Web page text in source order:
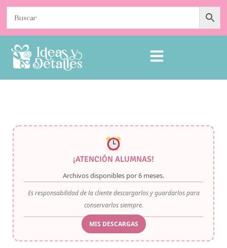
¡ATENCIÓN ALUMNAS!
Archivos disponibles por6 meses.
Es responsabilidad de la cliente descargarlos y guardarlos para
conservarlos siempre.
MIS DESCARGAS